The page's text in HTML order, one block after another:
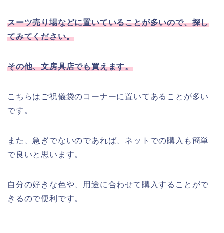
スーツ売り場などに置いていることが多いので、探し
てみてください。
その他、文房具店でも買えます。
こちらはご祝儀袋のコーナーに置いてあることが多い
です。
また、急ぎでないのであれば、ネットでの購入も簡単
で良いと思います。
自分の好きな色や、用途に合わせて購入することがで
きるので便利です。